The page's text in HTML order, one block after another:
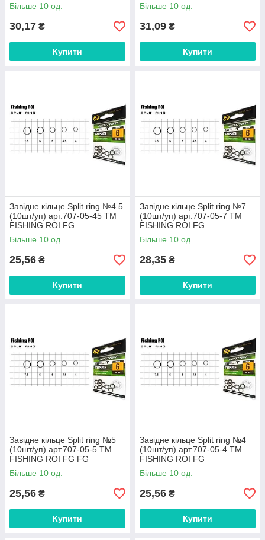
Більше 10 од.
30,17 ₴
Купити
Більше 10 од.
31,09 ₴
Купити
Завідне кільце Split ring №4.5
(10шт/уп) арт.707-05-45 ТМ
FISHING ROI FG
Більше 10 од.
25,56 ₴
Купити
Завідне кільце Split ring №7
(10шт/уп) арт.707-05-7 ТМ
FISHING ROI FG
Більше 10 од.
28,35 ₴
Купити
Завідне кільце Split ring №5
(10шт/уп) арт.707-05-5 ТМ
FISHING ROI FG FG
Більше 10 од.
25,56 ₴
Купити
Завідне кільце Split ring №4
(10шт/уп) арт.707-05-4 ТМ
FISHING ROI FG
Більше 10 од.
25,56 ₴
Купити